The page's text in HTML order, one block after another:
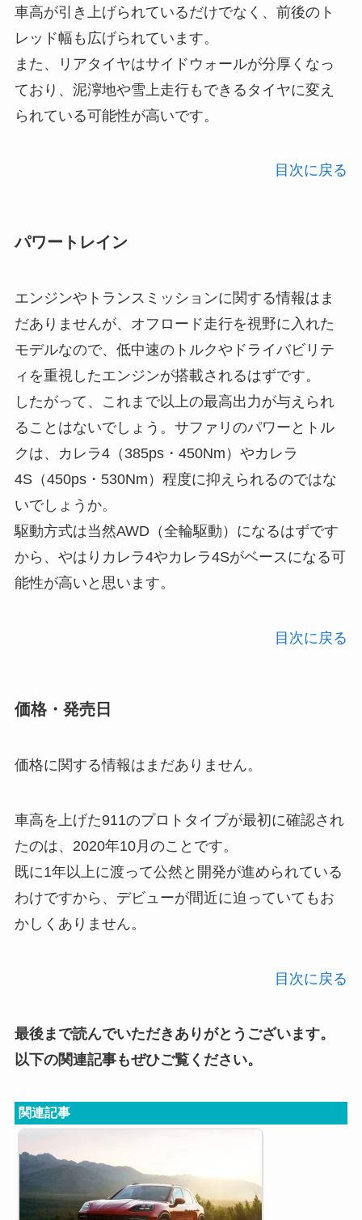
車高が引き上げられているだけでなく、前後のト
レッド幅も広げられています。
また、リアタイヤはサイドウォールが分厚くなっ
ており、泥濘地や雪上走行もできるタイヤに変え
られている可能性が高いです。
目次に戻る
パワートレイン
エンジンやトランスミッションに関する情報はま
だありませんが、オフロード走行を視野に入れた
モデルなので、低中速のトルクやドライバビリテ
ィを重視したエンジンが搭載されるはずです。
したがって、これまで以上の最高出力が与えられ
ることはないでしょう。サファリのパワーとトル
クは、カレラ4（385ps・450Nm）やカレラ
4S（450ps・530Nm）程度に抑えられるのではな
いでしょうか。
駆動方式は当然AWD（全輪駆動）になるはずです
から、やはりカレラ4やカレラ4Sがベースになる可
能性が高いと思います。
目次に戻る
価格・発売日
価格に関する情報はまだありません。
車高を上げた911のプロトタイプが最初に確認され
たのは、2020年10月のことです。
既に1年以上に渡って公然と開発が進められている
わけですから、デビューが間近に迫っていてもお
かしくありません。
目次に戻る
最後まで読んでいただきありがとうございます。
以下の関連記事もぜひご覧ください。
関連記事